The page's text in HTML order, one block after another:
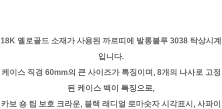
18K 옐로골드 소재가 사용된 까르띠에 발롱블루 3038 탁상시계
입니다.
케이스 직경 60mm의 큰 사이즈가 특징이며, 8개의 나사로 고정
된 케이스 백이 특징으로,
카보 숑 팁 보호 크라운, 블랙 래디얼 로마숫자 시각표시, 사파이